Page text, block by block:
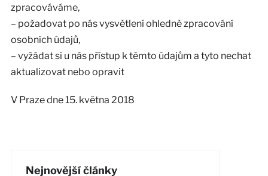
zpracováváme,
– požadovat po nás vysvětlení ohledně zpracování
osobních údajů,
– vyžádat si u nás přístup k těmto údajům a tyto nechat
aktualizovat nebo opravit
V Praze dne 15. května 2018
Nejnovější články